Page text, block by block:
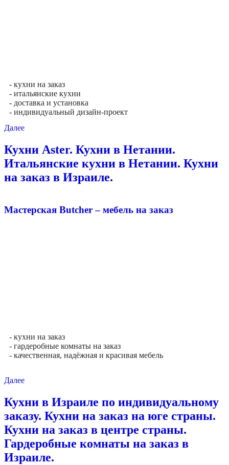
- кухни на заказ
- итальянские кухни
- доставка и установка
- индивидуальный дизайн-проект
Далее
Кухни Aster. Кухни в Нетании.
Итальянские кухни в Нетании. Кухни
на заказ в Израиле.
Мастерская Butcher – мебель на заказ
- кухни на заказ
- гардеробные комнаты на заказ
- качественная, надёжная и красивая мебель
Далее
Кухни в Израиле по индивидуальному
заказу. Кухни на заказ на юге страны.
Кухни на заказ в центре страны.
Гардеробные комнаты на заказ в
Израиле.